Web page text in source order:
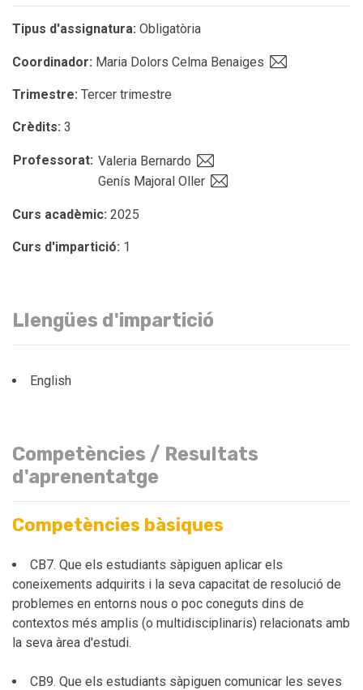
Tipus d'assignatura: Obligatòria
Coordinador: Maria Dolors Celma Benaiges
Trimestre: Tercer trimestre
Crèdits: 3
Professorat: Valeria Bernardo
Genís Majoral Oller
Curs acadèmic: 2025
Curs d'impartició: 1
Llengües d'impartició
English
Competències / Resultats
d'aprenentatge
Competències bàsiques
CB7. Que els estudiants sàpiguen aplicar els
coneixements adquirits i la seva capacitat de resolució de
problemes en entorns nous o poc coneguts dins de
contextos més amplis (o multidisciplinaris) relacionats amb
la seva àrea d'estudi.
CB9. Que els estudiants sàpiguen comunicar les seves